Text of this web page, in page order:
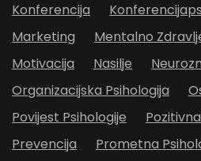
Konferencija
Marketing
Mentalno
Motivacija
Nasilje
Organizacijska Psihologija
Povijest Psihologije
Prevencija
Prometna